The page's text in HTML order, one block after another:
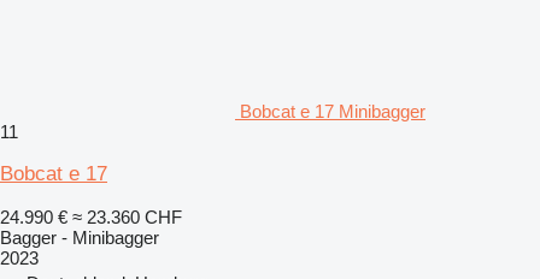
Bobcat e 17 Minibagger
11
Bobcat e 17
24.990 € ≈ 23.360 CHF
Bagger - Minibagger
2023